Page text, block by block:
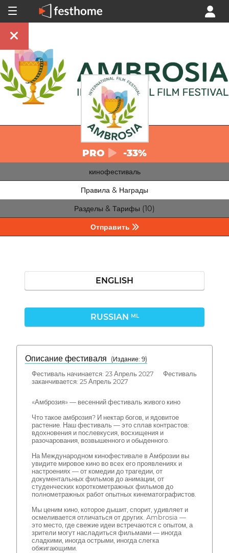
PRO -33%
кинофестиваль
Правила & Награды
Разделы & Тарифы (10)
Отправить
ENGLISH
RUSSIAN ML
Описание фестиваля
( Издание: 9)
Фестиваль начинается: 23 Апрель 2027 Фестиваль
заканчивается: 25 Апрель 2027
«Амброзия» — весенний фестиваль живого кино
Что такое амброзия? И нектар богов, и ядовитое
растение. Наш фестиваль — это сплав контрастов:
вдохновения и послевкусия, восхищения и
разочарования, возвышенного и обыденного.
На Международном кинофестивале в Амброзии вы
увидите мировое кино во всех его проявлениях и
настроениях — от комедии до трагедии, от
документальных фильмов до анимации, от
студенческих короткометражных фильмов до
полнометражных работ опытных кинематографистов.
Мы ценим кино, которое дышит, спорит, удивляет и
осмеливается отличаться от других. Ambrosia —
это место, где свежие идеи встречаются с опытом, а
зрители могут насладиться фильмами — иногда
сладкими, иногда острыми, иногда слегка
обжигающими.